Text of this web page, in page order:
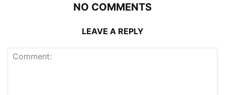
NO COMMENTS
LEAVE A REPLY